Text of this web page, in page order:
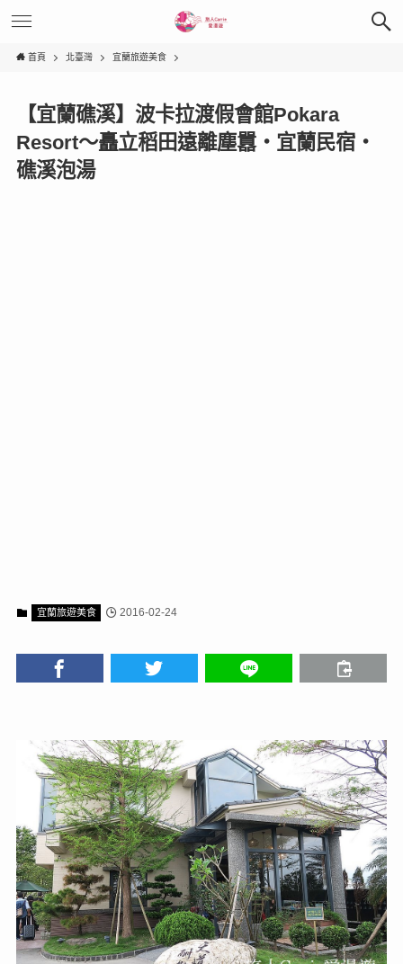
首頁 北臺灣 宜蘭旅遊美食
【宜蘭礁溪】波卡拉渡假會館Pokara
Resort～矗立稻田遠離塵囂‧宜蘭民宿‧
礁溪泡湯
宜蘭旅遊美食 2016-02-24